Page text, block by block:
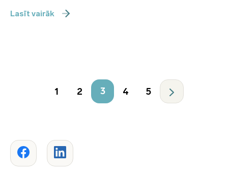
Lasīt vairāk
1 2 3 4 5